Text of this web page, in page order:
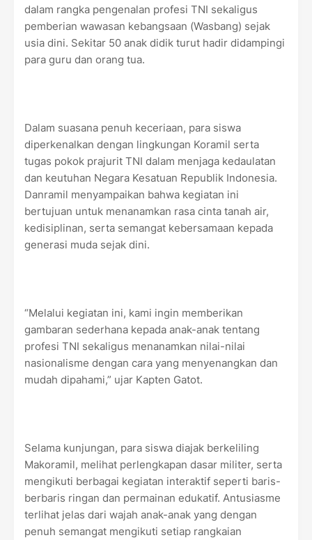
dalam rangka pengenalan profesi TNI sekaligus
pemberian wawasan kebangsaan (Wasbang) sejak
usia dini. Sekitar 50 anak didik turut hadir didampingi
para guru dan orang tua.
Dalam suasana penuh keceriaan, para siswa
diperkenalkan dengan lingkungan Koramil serta
tugas pokok prajurit TNI dalam menjaga kedaulatan
dan keutuhan Negara Kesatuan Republik Indonesia.
Danramil menyampaikan bahwa kegiatan ini
bertujuan untuk menanamkan rasa cinta tanah air,
kedisiplinan, serta semangat kebersamaan kepada
generasi muda sejak dini.
“Melalui kegiatan ini, kami ingin memberikan
gambaran sederhana kepada anak-anak tentang
profesi TNI sekaligus menanamkan nilai-nilai
nasionalisme dengan cara yang menyenangkan dan
mudah dipahami,” ujar Kapten Gatot.
Selama kunjungan, para siswa diajak berkeliling
Makoramil, melihat perlengkapan dasar militer, serta
mengikuti berbagai kegiatan interaktif seperti baris-
berbaris ringan dan permainan edukatif. Antusiasme
terlihat jelas dari wajah anak-anak yang dengan
penuh semangat mengikuti setiap rangkaian